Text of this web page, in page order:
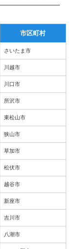
市区町村
さいたま市
川越市
川口市
所沢市
東松山市
狭山市
草加市
松伏市
越谷市
新座市
吉川市
八潮市